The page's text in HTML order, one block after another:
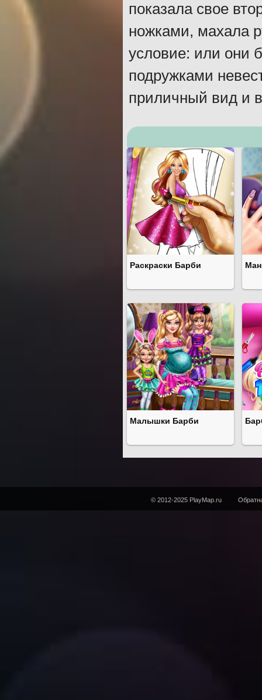
показала свое
ножками, махала
условие: или они
подружками
приличный вид и
Раскраски Барби
Малышки Барби
© 2012-2025 PlayMap.ru